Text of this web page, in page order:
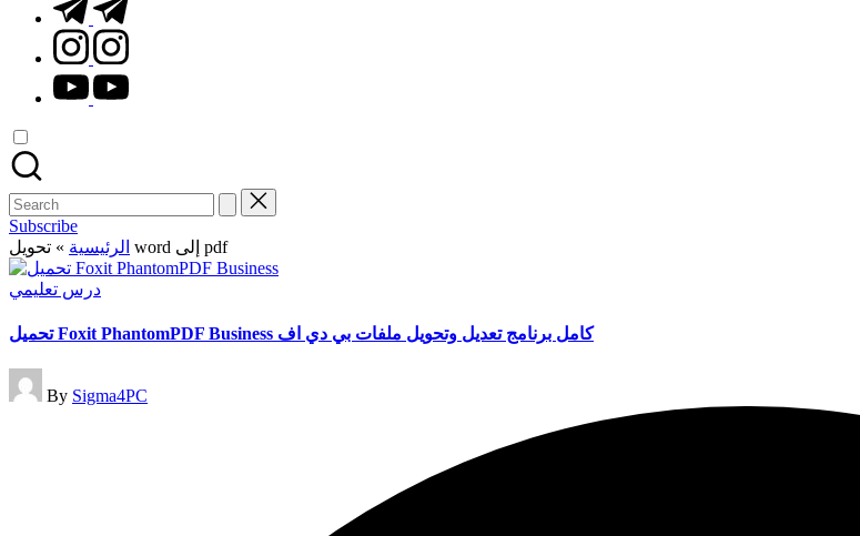
instagram.com
youtube.com
Search
for:
Subscribe
الرئيسية » تحويل word إلى pdf
Posted
درس تعليمي
تحميل Foxit PhantomPDF Business كامل برنامج تعديل وتحويل ملفات بي دي اف
Posted
by
By Sigma4PC